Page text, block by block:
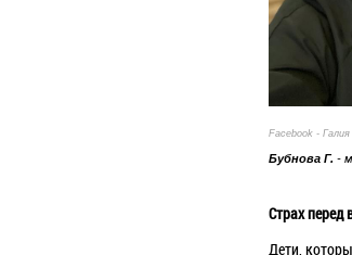
Facebook -
Бубнова Г. -
Страх перед
Дети,